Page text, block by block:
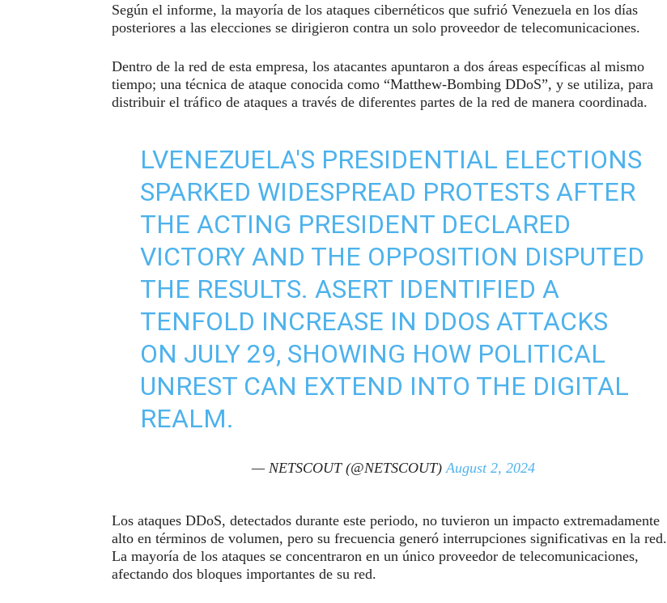
Según el informe, la mayoría de los ataques cibernéticos que sufrió Venezuela en los días
posteriores a las elecciones se dirigieron contra un solo proveedor de telecomunicaciones.
Dentro de la red de esta empresa, los atacantes apuntaron a dos áreas específicas al mismo
tiempo; una técnica de ataque conocida como “Matthew-Bombing DDoS”, y se utiliza, para
distribuir el tráfico de ataques a través de diferentes partes de la red de manera coordinada.
LVENEZUELA'S PRESIDENTIAL ELECTIONS
SPARKED WIDESPREAD PROTESTS AFTER
THE ACTING PRESIDENT DECLARED
VICTORY AND THE OPPOSITION DISPUTED
THE RESULTS. ASERT IDENTIFIED A
TENFOLD INCREASE IN DDOS ATTACKS
ON JULY 29, SHOWING HOW POLITICAL
UNREST CAN EXTEND INTO THE DIGITAL
REALM.
— NETSCOUT (@NETSCOUT) August 2, 2024
Los ataques DDoS, detectados durante este periodo, no tuvieron un impacto extremadamente
alto en términos de volumen, pero su frecuencia generó interrupciones significativas en la red.
La mayoría de los ataques se concentraron en un único proveedor de telecomunicaciones,
afectando dos bloques importantes de su red.